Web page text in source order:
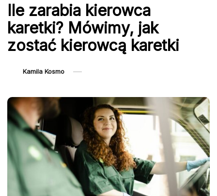
medycznego.
Ile zarabia kierowca
karetki? Mówimy, jak
zostać kierowcą karetki
Kamila Kosmo